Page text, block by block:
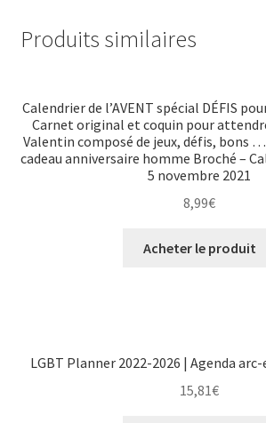
Produits similaires
Calendrier de l’AVENT spécial DÉFIS
Carnet original et coquin pour
Valentin composé de jeux, défis, bons
cadeau anniversaire homme Broché –
5 novembre 2021
8,99€
Acheter le produit
LGBT Planner 2022-2026 | Agenda
15,81€